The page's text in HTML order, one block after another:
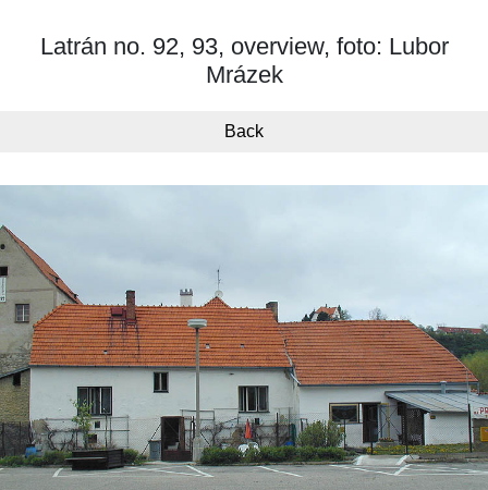
Latrán no. 92, 93, overview, foto: Lubor
Mrázek
Back